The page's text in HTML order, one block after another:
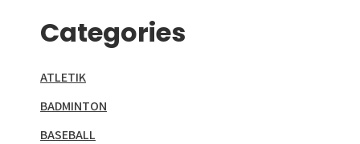
Categories
ATLETIK
BADMINTON
BASEBALL